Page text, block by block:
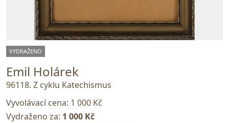
VYDRAŽENO
Emil Holárek
96118. Z cyklu Katechismus
Vyvolávací cena: 1 000 Kč
Vydraženo za: 1 000 Kč